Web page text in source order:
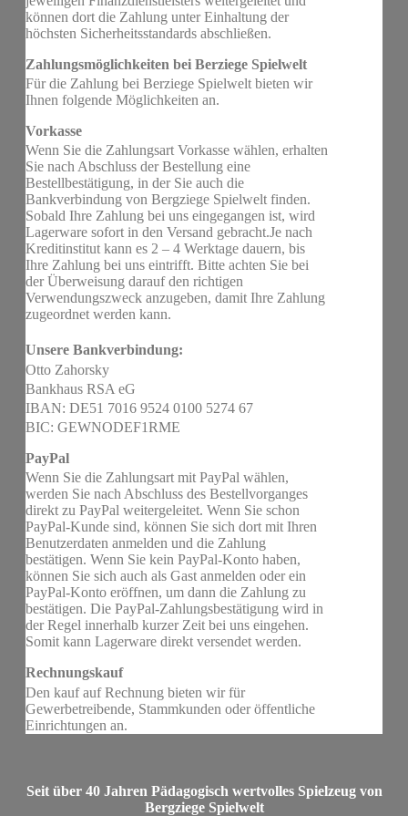
können dort die Zahlung unter Einhaltung der
höchsten Sicherheitsstandards abschließen.
Zahlungsmöglichkeiten bei Berziege Spielwelt
Für die Zahlung bei Berziege Spielwelt bieten wir
Ihnen folgende Möglichkeiten an.
Vorkasse
Wenn Sie die Zahlungsart Vorkasse wählen, erhalten
Sie nach Abschluss der Bestellung eine
Bestellbestätigung, in der Sie auch die
Bankverbindung von Bergziege Spielwelt finden.
Sobald Ihre Zahlung bei uns eingegangen ist, wird
Lagerware sofort in den Versand gebracht.Je nach
Kreditinstitut kann es 2 – 4 Werktage dauern, bis
Ihre Zahlung bei uns eintrifft. Bitte achten Sie bei
der Überweisung darauf den richtigen
Verwendungszweck anzugeben, damit Ihre Zahlung
zugeordnet werden kann.
Unsere Bankverbindung:
Otto Zahorsky
Bankhaus RSA eG
IBAN: DE51 7016 9524 0100 5274 67
BIC: GEWNODEF1RME
PayPal
Wenn Sie die Zahlungsart mit PayPal wählen,
werden Sie nach Abschluss des Bestellvorganges
direkt zu PayPal weitergeleitet. Wenn Sie schon
PayPal-Kunde sind, können Sie sich dort mit Ihren
Benutzerdaten anmelden und die Zahlung
bestätigen. Wenn Sie kein PayPal-Konto haben,
können Sie sich auch als Gast anmelden oder ein
PayPal-Konto eröffnen, um dann die Zahlung zu
bestätigen. Die PayPal-Zahlungsbestätigung wird in
der Regel innerhalb kurzer Zeit bei uns eingehen.
Somit kann Lagerware direkt versendet werden.
Rechnungskauf
Den kauf auf Rechnung bieten wir für
Gewerbetreibende, Stammkunden oder öffentliche
Einrichtungen an.
Seit über 40 Jahren Pädagogisch wertvolles Spielzeug von
Bergziege Spielwelt